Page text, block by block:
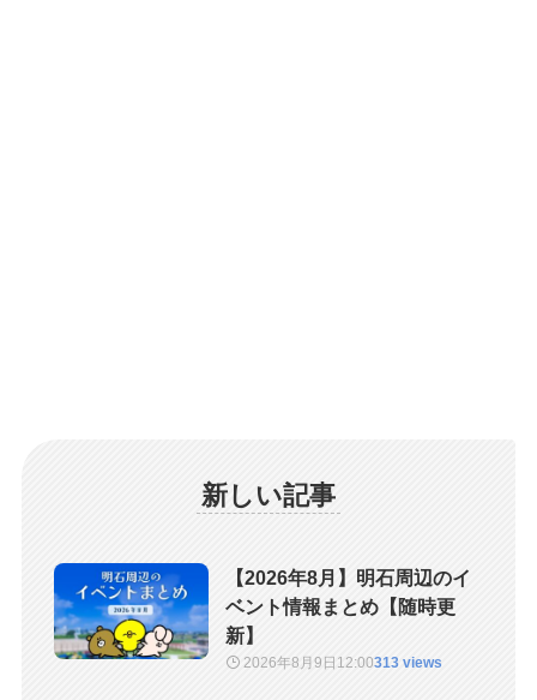
新しい記事
【2026年8月】明石周辺のイ
ベント情報まとめ【随時更
新】
2026年8月9日 12:00313 views